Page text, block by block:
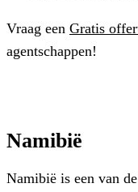
Vraag een Gratis
agentschappen!
Namibië
Namibië is een van